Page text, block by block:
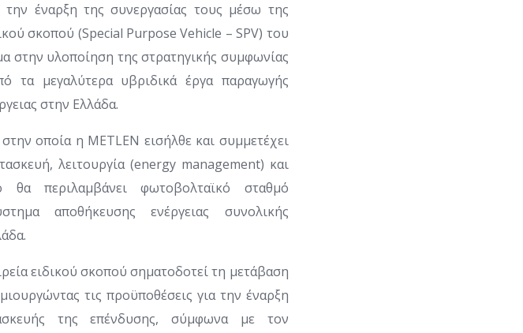
έναρξη της συνεργασίας τους μέσω της
σκοπού (Special Purpose Vehicle – SPV) του
υλοποίηση της στρατηγικής συμφωνίας
τα μεγαλύτερα υβριδικά έργα παραγωγής
στην Ελλάδα.
οποία η METLEN εισήλθε και συμμετέχει
λειτουργία (energy management) και
περιλαμβάνει φωτοβολταϊκό σταθμό
αποθήκευσης ενέργειας συνολικής
ειδικού σκοπού σηματοδοτεί τη μετάβαση
τις προϋποθέσεις για την έναρξη
της επένδυσης, σύμφωνα με τον